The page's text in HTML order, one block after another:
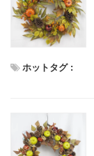
ホットタグ :